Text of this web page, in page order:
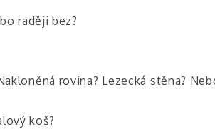
raději bez?
rovina? Lezecká stěna?
koš?